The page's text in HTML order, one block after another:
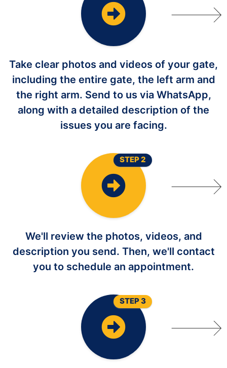
Take clear photos and videos of your gate,
including the entire gate, the left arm and
the right arm. Send to us via WhatsApp,
along with a detailed description of the
issues you are facing.
We'll review the photos, videos, and
description you send. Then, we'll contact
you to schedule an appointment.
STEP 2
STEP 3